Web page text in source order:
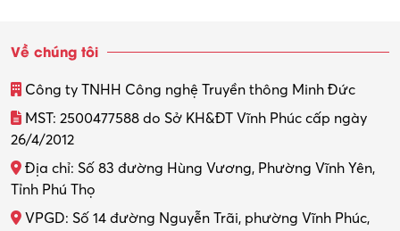
Thiết kế nội thất
Thợ máy – Ô tô – Xe máy
Thực tập
Về chúng tôi
Công ty TNHH Công nghệ Truyền thông Minh Đức
MST: 2500477588 do Sở KH&ĐT Vĩnh Phúc cấp ngày
26/4/2012
Địa chỉ: Số 83 đường Hùng Vương, Phường Vĩnh Yên,
Tỉnh Phú Thọ
VPGD: Số 14 đường Nguyễn Trãi, phường Vĩnh Phúc,